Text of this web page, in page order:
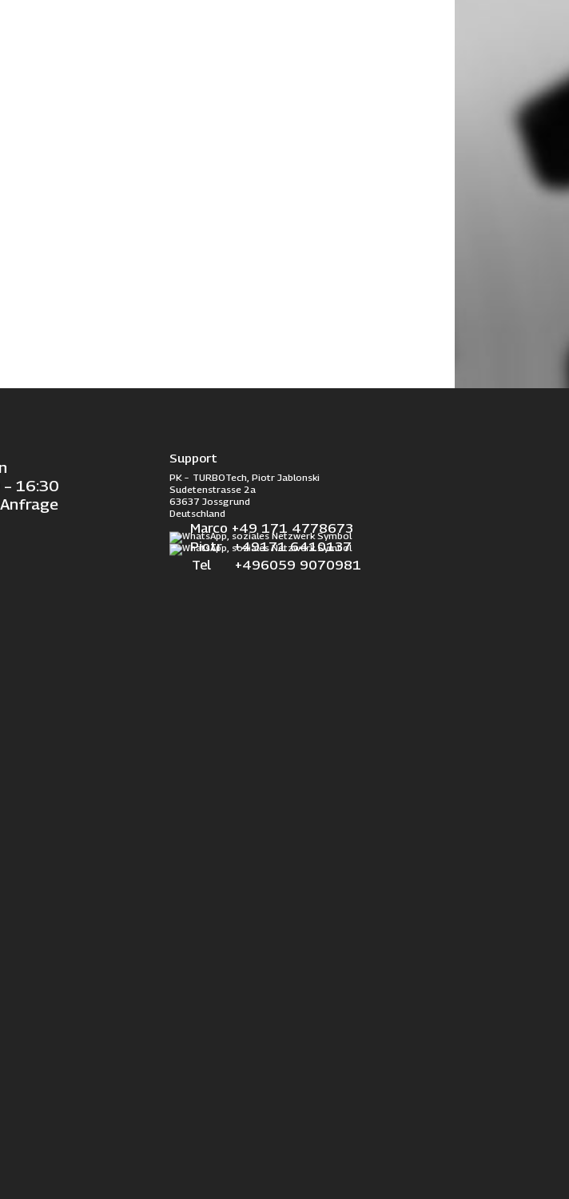
– 16:30
Support
PK – TURBOTech, Piotr Jablonski
Sudetenstrasse 2a
63637 Jossgrund
Deutschland
Marco +49 171 4778673
Piotr +49171 6410137
Tel +496059 9070981